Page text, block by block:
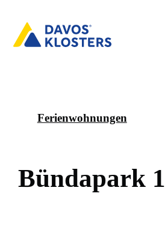
Ferienwohnungen
Bündapark 1